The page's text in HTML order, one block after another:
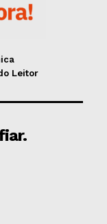
Leitor